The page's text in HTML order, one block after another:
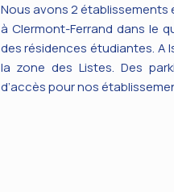
Nous avons 2 établissements
à Clermont-Ferrand dans le
des résidences étudiantes. A
la zone des Listes. Des
d’accès pour nos